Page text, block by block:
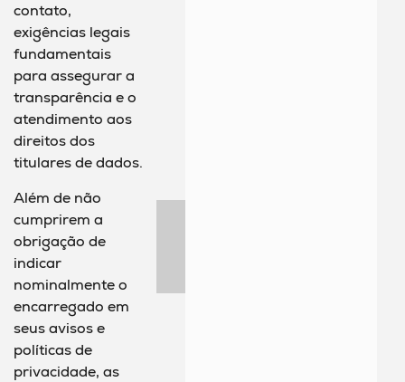
contato,
exigências legais
fundamentais
para assegurar a
transparência e o
atendimento aos
direitos dos
titulares de dados.
Além de não
cumprirem a
obrigação de
indicar
nominalmente o
encarregado em
seus avisos e
políticas de
privacidade, as